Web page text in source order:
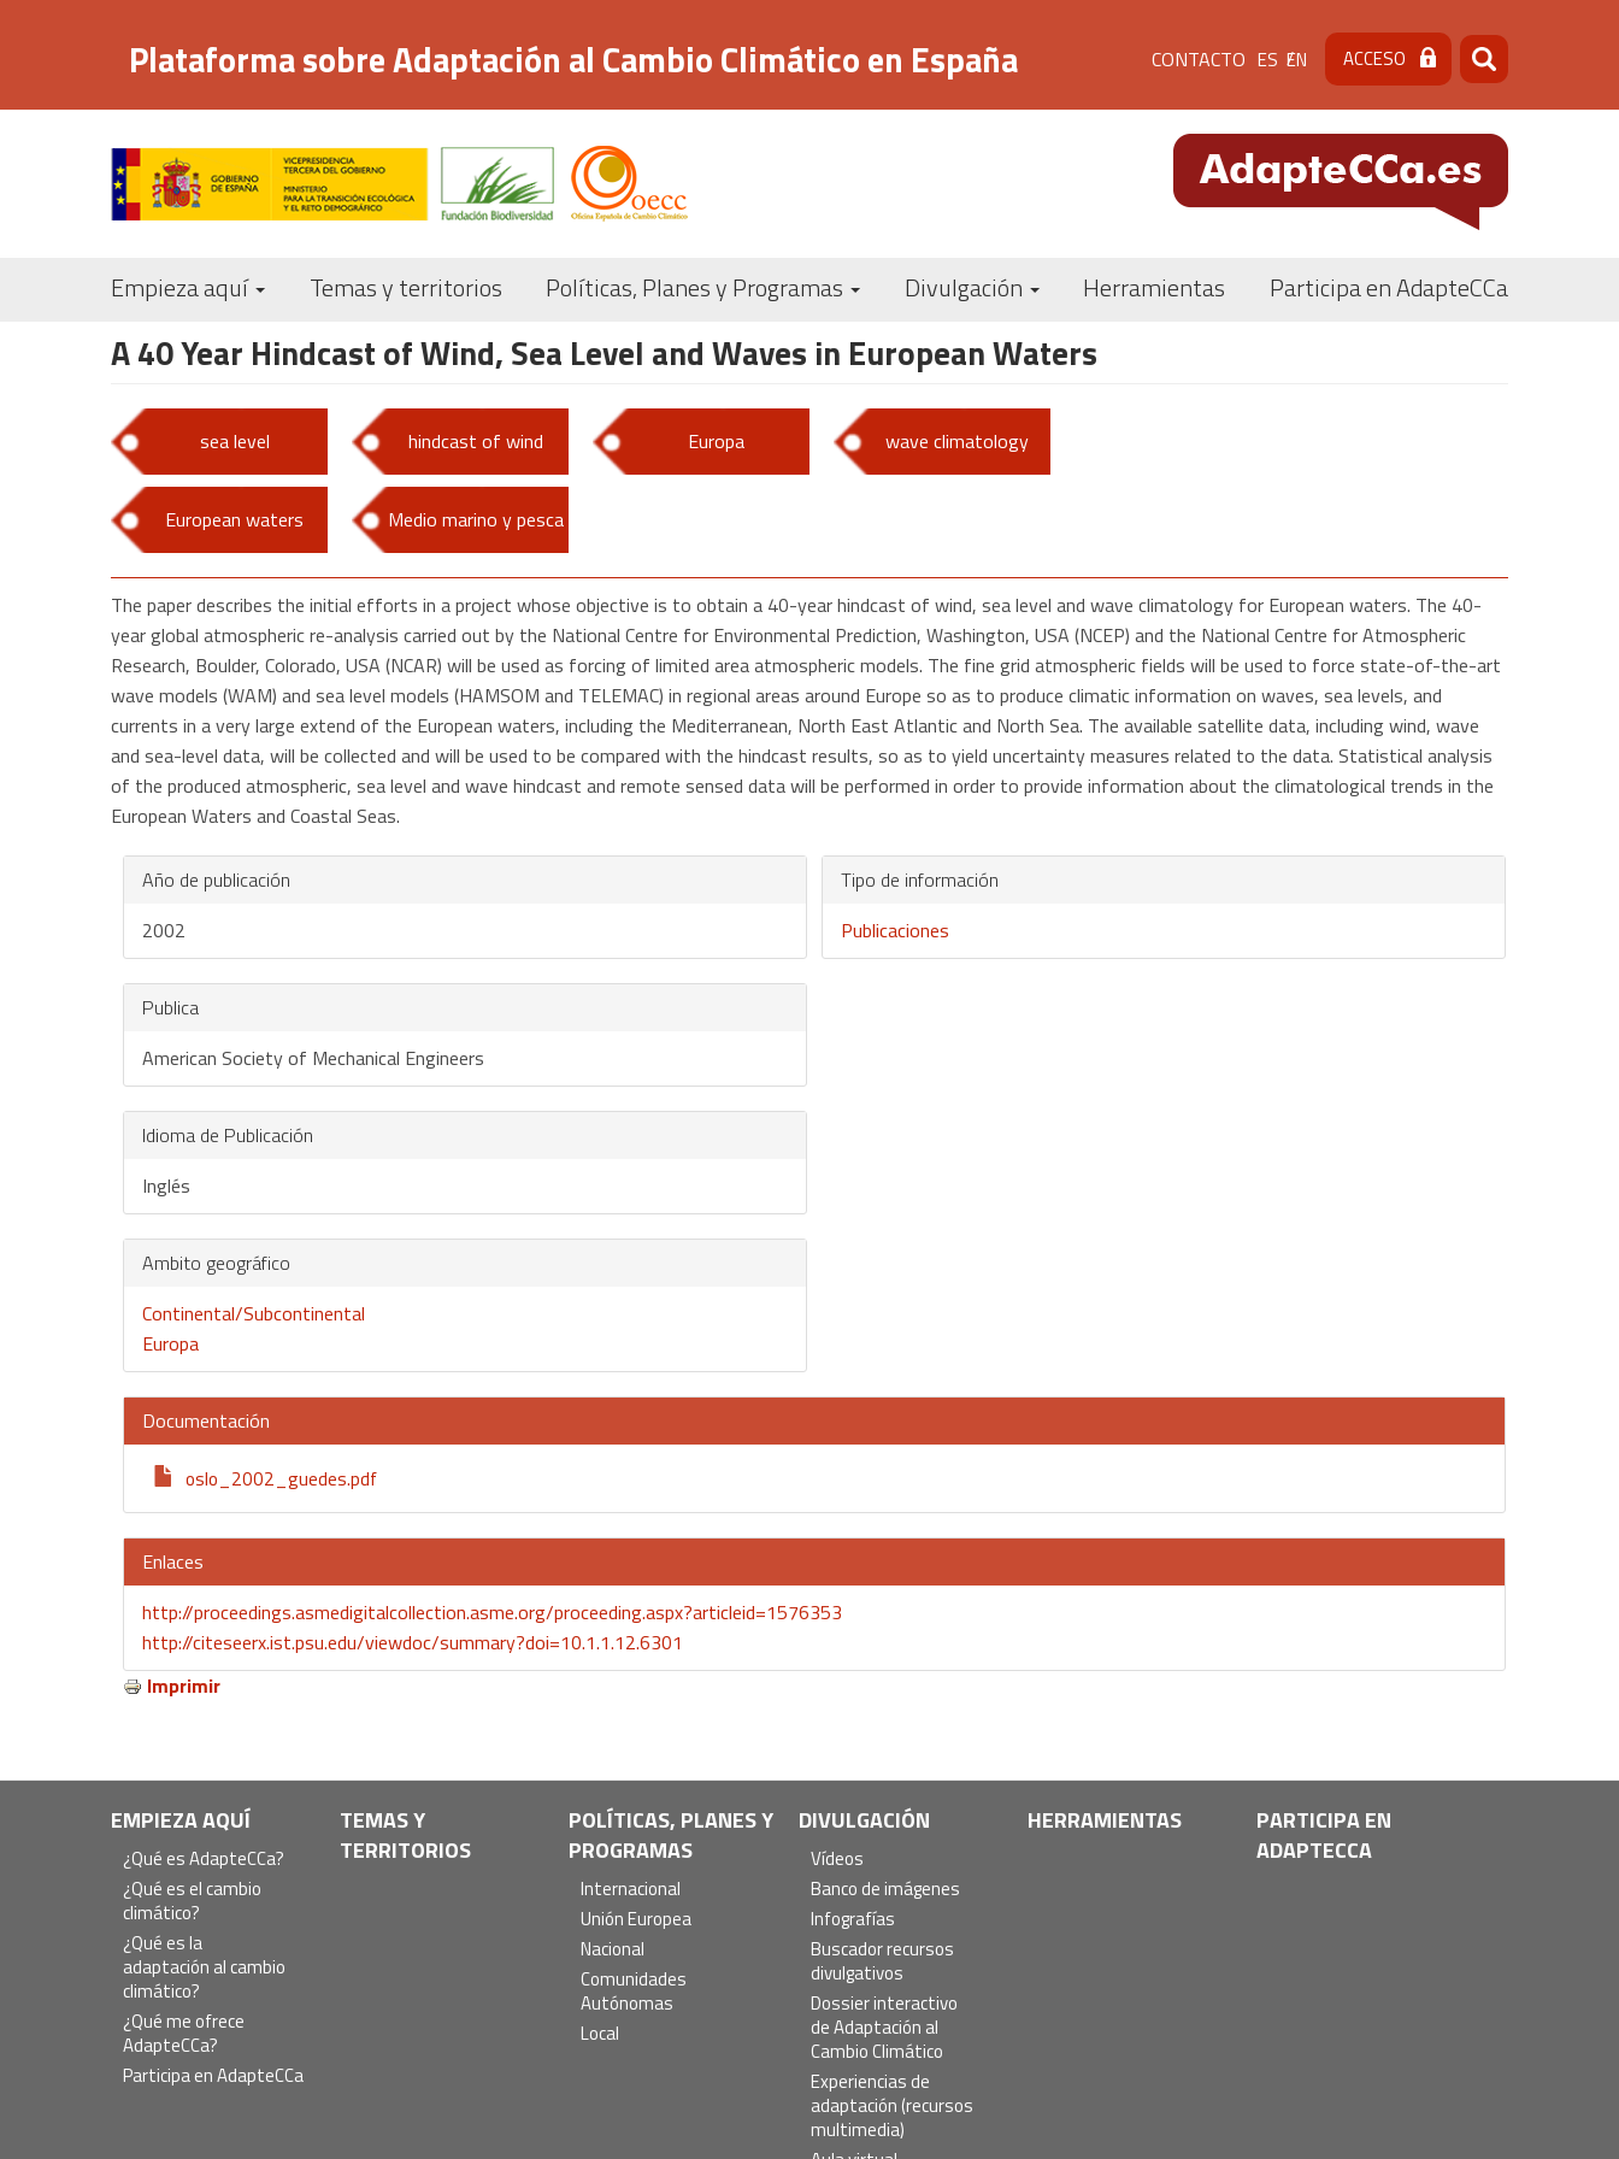
principal
Plataforma sobre Adaptación al Cambio Climático en España Menú
de
cabecera
[contacto]
CONTACTO ES EN ACCESO Buscar
Buscar
Navegación
Empieza aquí Temas y territorios Políticas, Planes y Programas Divulgación Herramientas Participa en AdapteCCa
A 40 Year Hindcast of Wind, Sea Level and Waves in European Waters
sea level hindcast of wind Europa wave climatology
European waters Medio marino y pesca
The paper describes the initial efforts in a project whose objective is to obtain a 40-year hindcast of wind, sea level and wave climatology for European waters. The 40-
year global atmospheric re-analysis carried out by the National Centre for Environmental Prediction, Washington, USA (NCEP) and the National Centre for Atmospheric
Research, Boulder, Colorado, USA (NCAR) will be used as forcing of limited area atmospheric models. The fine grid atmospheric fields will be used to force state-of-the-art
wave models (WAM) and sea level models (HAMSOM and TELEMAC) in regional areas around Europe so as to produce climatic information on waves, sea levels, and
currents in a very large extend of the European waters, including the Mediterranean, North East Atlantic and North Sea. The available satellite data, including wind, wave
and sea-level data, will be collected and will be used to be compared with the hindcast results, so as to yield uncertainty measures related to the data. Statistical analysis
of the produced atmospheric, sea level and wave hindcast and remote sensed data will be performed in order to provide information about the climatological trends in the
European Waters and Coastal Seas.
Año de publicación
2002
Publica
American Society of Mechanical Engineers
Idioma de Publicación
Inglés
Ambito geográfico
Continental/Subcontinental
Europa
Tipo de información
Publicaciones
Documentación
oslo_2002_guedes.pdf
Enlaces
http://proceedings.asmedigitalcollection.asme.org/proceeding.aspx?articleid=1576353
http://citeseerx.ist.psu.edu/viewdoc/summary?doi=10.1.1.12.6301
Imprimir
Navegación
principal
EMPIEZA AQUÍ
¿Qué es AdapteCCa?
¿Qué es el cambio
climático?
¿Qué es la
adaptación al cambio
climático?
¿Qué me ofrece
AdapteCCa?
Participa en AdapteCCa
TEMAS Y
TERRITORIOS
POLÍTICAS, PLANES Y
PROGRAMAS
Internacional
Unión Europea
Nacional
Comunidades
Autónomas
Local
DIVULGACIÓN
Vídeos
Banco de imágenes
Infografías
Buscador recursos
divulgativos
Dossier interactivo
de Adaptación al
Cambio Climático
Experiencias de
adaptación (recursos
multimedia)
HERRAMIENTAS
PARTICIPA EN
ADAPTECCA